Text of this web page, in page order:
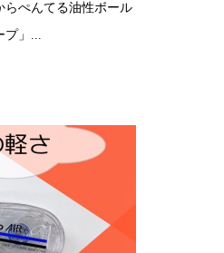
らぺんてる油性ボール
プ」...